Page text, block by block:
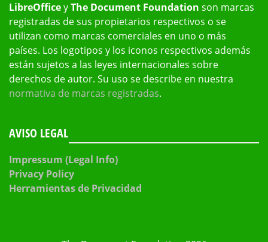
LibreOfficeyThe Document Foundation son marcas
registradas de sus propietarios respectivos o se
utilizan como marcas comerciales en uno o más
países. Los logotipos y los iconos respectivos además
están sujetos a las leyes internacionales sobre
derechos de autor. Su uso se describe en nuestra
normativa de marcas registradas.
AVISO LEGAL
Impressum (Legal Info)
Privacy Policy
Herramientas de Privacidad